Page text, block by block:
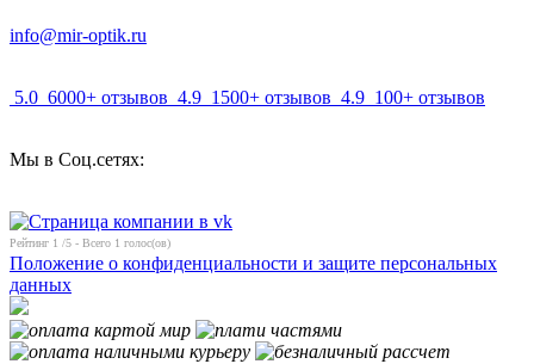
info@mir-optik.ru
5.0 6000+ отзывов 4.9 1500+ отзывов 4.9 100+ отзывов
Мы в Соц.сетях:
Рейтинг 1 /5 - Всего 1 голос(ов)
Положение о конфиденциальности и защите персональных
данных